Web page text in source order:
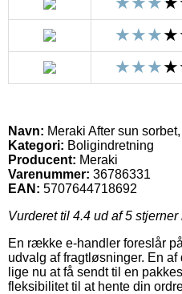
Navn: Meraki After sun
Kategori: Boligindretning
Producent: Meraki
Varenummer: 36786331
EAN: 5707644718692
Vurderet til 4.4 ud af 5 stjerner
En række e-handler foreslår
udvalg af fragtløsninger. En
lige nu at få sendt til en
fleksibilitet til at hente din